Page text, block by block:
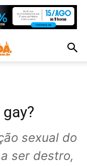
sexual do
ser destro,